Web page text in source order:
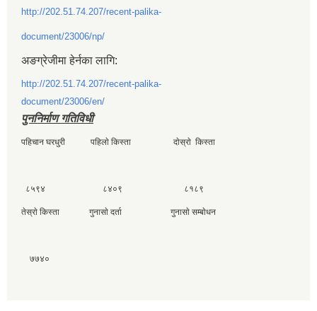
http://202.51.74.207/recent-palika-
document/23006/np/
अङग्रेजीमा हेर्नका लागि:
http://202.51.74.207/recent-palika-
document/23006/en/
पुननिर्माण गतिविधी
पहिचान घरधुरी पहिलाे किस्ता दाेस्राे किस्ता
८५९४ ८४०९ ८१८९
तेस्राे किस्ता गुनासाे दर्ता गुनासाे सम्बाेधन
७७४०